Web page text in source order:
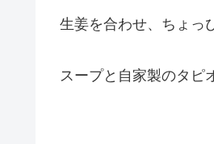
生姜を合わせ、ちょっ
スープと自家製のタピ